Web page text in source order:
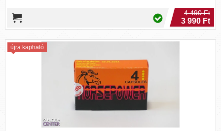
4 490 Ft
3 990 Ft
újra kapható